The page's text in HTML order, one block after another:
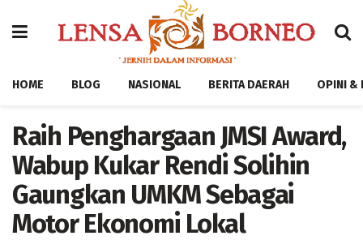
HOME BLOG NASIONAL BERITA DAERAH OPINI &
Raih Penghargaan JMSI Award,
Wabup Kukar Rendi Solihin
Gaungkan UMKM Sebagai
Motor Ekonomi Lokal